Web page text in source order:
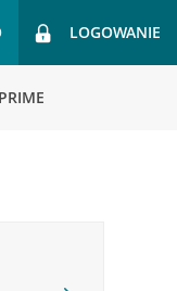
LOGOWANIE